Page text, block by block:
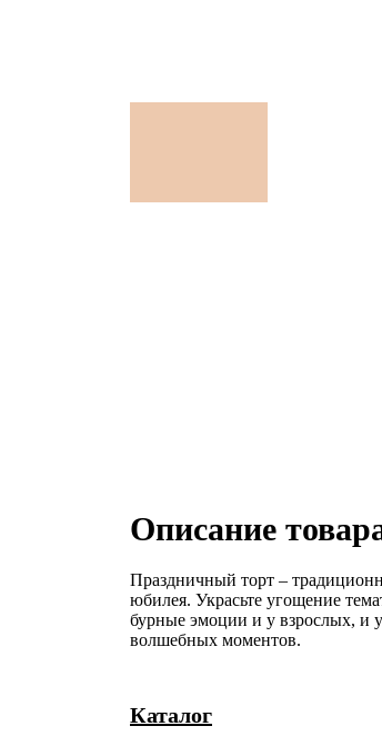
Описание
Праздничный торт –
юбилея. Украсьте угощение
бурные эмоции и у взрослых, и
волшебных моментов.
Каталог